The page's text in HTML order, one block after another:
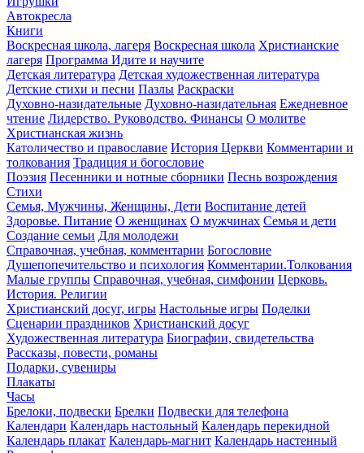
Автокресла
Книги
Воскресная школа, лагеря Воскресная школа Христианские
лагеря Программа Идите и научите
Детская литература Детская художественная литература
Детские стихи и песни Пазлы Раскраски
Духовно-назидательные Духовно-назидательная Ежедневное
чтение Лидерство. Руководство. Финансы О молитве
Христианская жизнь
Католичество и православие История Церкви Комментарии и
толкования Традиция и богословие
Поэзия Песенники и нотные сборники Песнь возрождения
Стихи
Семья, Мужчины, Женщины, Дети Воспитание детей
Здоровье. Питание О женщинах О мужчинах Семья и дети
Создание семьи Для молодежи
Справочная, учебная, комментарии Богословие
Душепопечительство и психология Комментарии.Толкования
Малые группы Справочная, учебная, симфонии Церковь.
История. Религии
Христианский досуг, игры Настольные игры Поделки
Сценарии праздников Христианский досуг
Художественная литература Биографии, свидетельства
Рассказы, повести, романы
Подарки, сувениры
Плакаты
Часы
Брелоки, подвески Брелки Подвески для телефона
Календари Календарь настольный Календарь перекидной
Календарь плакат Календарь-магнит Календарь настенный